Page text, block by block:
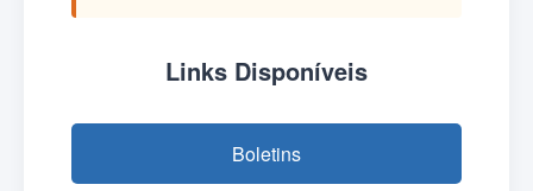
Links Disponíveis
Boletins